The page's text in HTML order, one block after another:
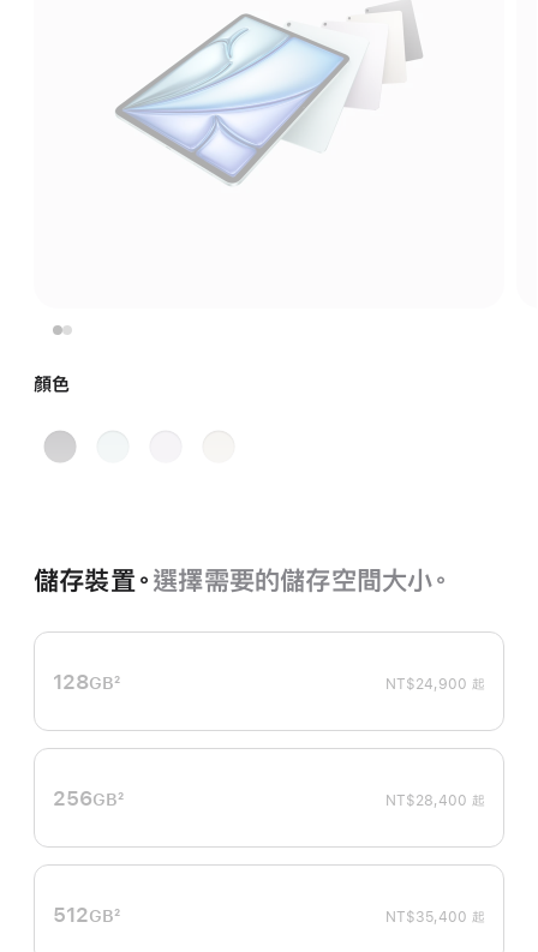
顏色
太
儲存裝置。 選擇需要的儲存空間大小。
128GB
腳
2 NT$24,900 起
256GB
腳
2 NT$28,400 起
512GB2 NT$35,400 起